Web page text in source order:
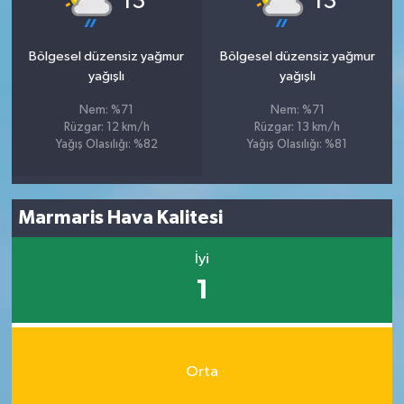
Bölgesel düzensiz yağmur
yağışlı
Nem: %71
Rüzgar: 12 km/h
Yağış Olasılığı: %82
Bölgesel düzensiz yağmur
yağışlı
Nem: %71
Rüzgar: 13 km/h
Yağış Olasılığı: %81
Marmaris Hava Kalitesi
İyi
1
Orta